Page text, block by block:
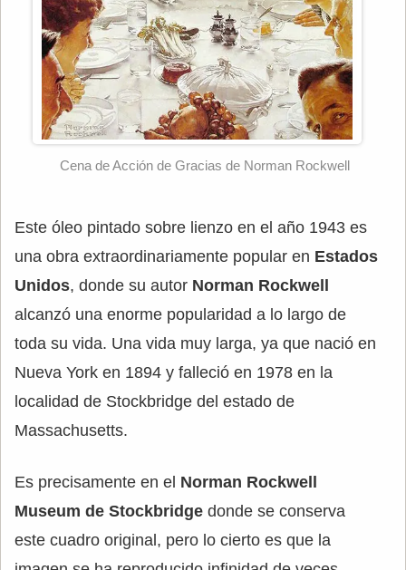
Cena de Acción de Gracias de Norman Rockwell
Este óleo pintado sobre lienzo en el año 1943 es
una obra extraordinariamente popular en Estados
Unidos, donde su autor Norman Rockwell
alcanzó una enorme popularidad a lo largo de
toda su vida. Una vida muy larga, ya que nació en
Nueva York en 1894 y falleció en 1978 en la
localidad de Stockbridge del estado de
Massachusetts.
Es precisamente en el Norman Rockwell
Museum de Stockbridge donde se conserva
este cuadro original, pero lo cierto es que la